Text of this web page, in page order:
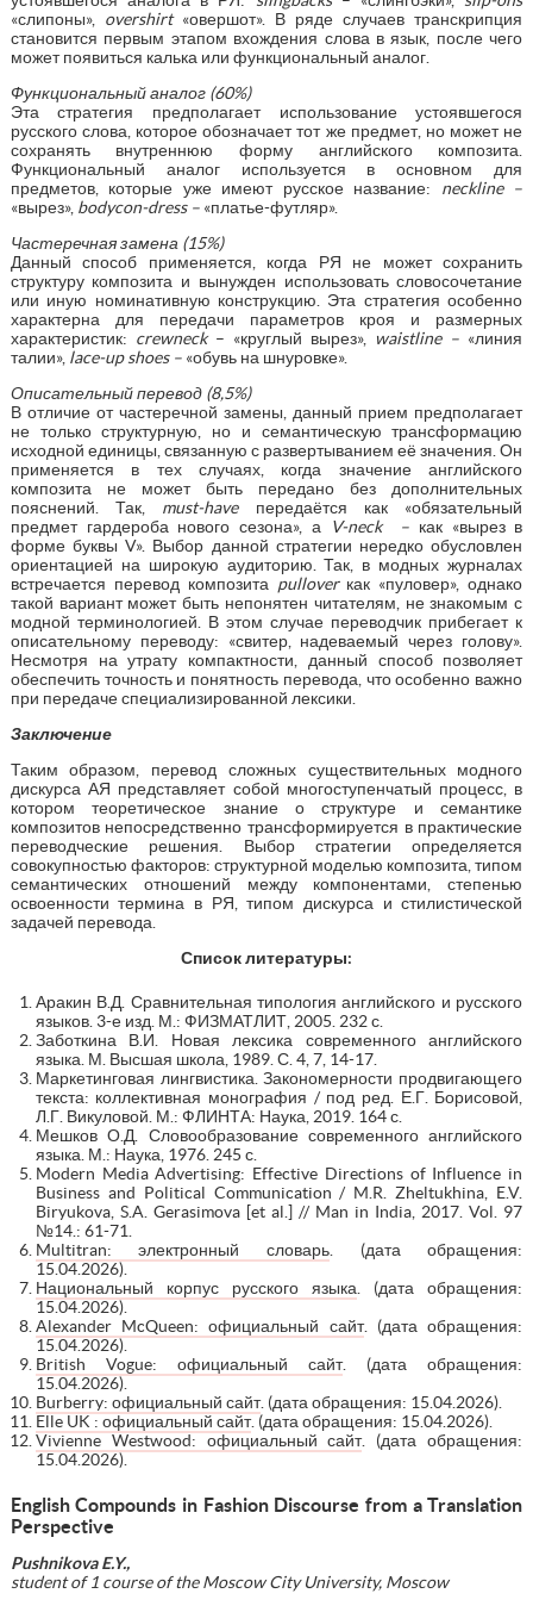
«слипоны», overshirt «овершот». В ряде случаев транскрипция
становится первым этапом вхождения слова в язык, после чего
может появиться калька или функциональный аналог.
Функциональный аналог (60%)
Эта стратегия предполагает использование устоявшегося
русского слова, которое обозначает тот же предмет, но может не
сохранять внутреннюю форму английского композита.
Функциональный аналог используется в основном для
предметов, которые уже имеют русское название: neckline –
«вырез», bodycon-dress – «платье-футляр».
Частеречная замена (15%)
Данный способ применяется, когда РЯ не может сохранить
структуру композита и вынужден использовать словосочетание
или иную номинативную конструкцию. Эта стратегия особенно
характерна для передачи параметров кроя и размерных
характеристик: crewneck– «круглый вырез», waistline – «линия
талии», lace-up shoes – «обувь на шнуровке».
Описательный перевод (8,5%)
В отличие от частеречной замены, данный прием предполагает
не только структурную, но и семантическую трансформацию
исходной единицы, связанную с развертыванием её значения. Он
применяется в тех случаях, когда значение английского
композита не может быть передано без дополнительных
пояснений. Так, must-haveпередаётся как «обязательный
предмет гардероба нового сезона», а
V-neck – как «вырез в
форме буквы V». Выбор данной стратегии нередко обусловлен
ориентацией на широкую аудиторию. Так, в модных журналах
встречается перевод композита pulloverкак «пуловер», однако
такой вариант может быть непонятен читателям, не знакомым с
модной терминологией. В этом случае переводчик прибегает к
описательному переводу: «свитер, надеваемый через голову».
Несмотря на утрату компактности, данный способ позволяет
обеспечить точность и понятность перевода, что особенно важно
при передаче специализированной лексики.
Заключение
Таким образом, перевод сложных существительных модного
дискурса АЯ представляет собой многоступенчатый процесс, в
котором теоретическое знание о структуре и семантике
композитов непосредственно трансформируется в практические
переводческие решения. Выбор стратегии определяется
совокупностью факторов: структурной моделью композита, типом
семантических отношений между компонентами, степенью
освоенности термина в РЯ, типом дискурса и стилистической
задачей перевода.
Список литературы:
Аракин В.Д. Сравнительная типология английского и русского
языков. 3-е изд. М.: ФИЗМАТЛИТ, 2005. 232 с.
Заботкина В.И. Новая лексика современного английского
языка. М. Высшая школа, 1989. С. 4, 7, 14-17.
Маркетинговая лингвистика. Закономерности продвигающего
текста: коллективная монография / под ред. Е.Г. Борисовой,
Л.Г. Викуловой. М.: ФЛИНТА: Наука, 2019. 164 с.
Мешков О.Д. Словообразование современного английского
языка. М.: Наука, 1976. 245 с.
Modern Media Advertising: Effective Directions of Influence in
Business and Political Communication / M.R. Zheltukhina, E.V.
Biryukova, S.A. Gerasimova [et al.] // Man in India, 2017. Vol. 97
№14.: 61-71.
Multitran: электронный словарь . (дата обращения:
15.04.2026).
Национальный корпус русского языка . (дата обращения:
15.04.2026).
Alexander McQueen: официальный сайт. (дата обращения:
15.04.2026).
British Vogue: официальный сайт. (дата обращения:
15.04.2026).
Burberry: официальный сайт. (дата обращения: 15.04.2026).
Elle UK : официальный сайт. (дата обращения: 15.04.2026).
Vivienne Westwood: официальный сайт. (дата обращения:
15.04.2026).
English Compounds in Fashion Discourse from a Translation
Perspective
Pushnikova E.Y.,
student of 1 course of the Moscow City University, Moscow